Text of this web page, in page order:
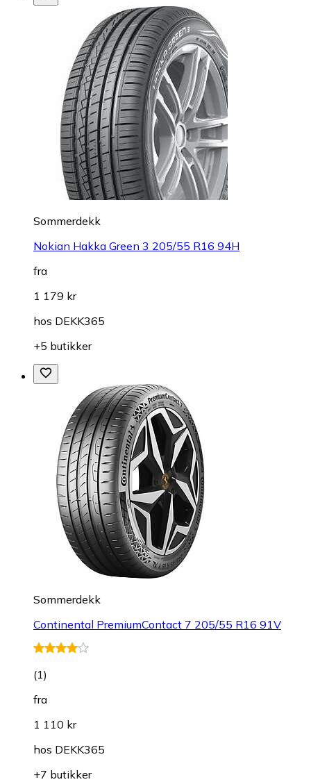
Sommerdekk
Nokian Hakka Green 3 205/55 R16 94H
fra
1 179 kr
hos DEKK365
+5 butikker
Sommerdekk
Continental PremiumContact 7 205/55 R16 91V
(1)
fra
1 110 kr
hos DEKK365
+7 butikker